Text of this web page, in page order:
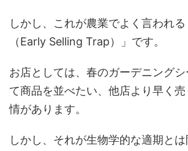
しかし、これが農業でよく言われ
（Early Selling Trap）」です。
お店としては、春のガーデニング
て商品を並べたい、他店より早く
情があります。
しかし、それが生物学的な適期と